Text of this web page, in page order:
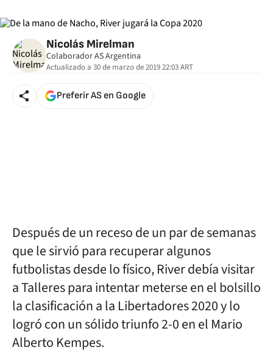
Nicolás Mirelman
Colaborador AS Argentina
Actualizado a 30 de marzo de 2019 22:03ART
Preferir AS en Google
Después de un receso de un par de semanas
que le sirvió para recuperar algunos
futbolistas desde lo físico, River debía visitar
a Talleres para intentar meterse en el bolsillo
la clasificación a la Libertadores 2020 y lo
logró con un sólido triunfo 2-0 en el Mario
Alberto Kempes.